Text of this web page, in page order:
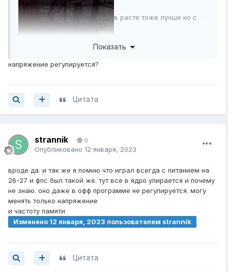
в расте тоже лучше но с
лагами на полсекунды или меньше. но пройдет думаю
ядра по возрастанию идет. но питание вроде одно
Показать
напряжение регулируется?
Цитата
strannik 0
Опубликовано 12 января, 2023
вроде да. и так же я помню что играл всегда с питанием на
26-27 и фпс был такой же. тут все в ядро упирается и почему
не знаю. оно даже в офф программе не регулируется. могу
менять только напряжение
и частоту памяти
Изменено 12 января, 2023 пользователем strannik
Цитата